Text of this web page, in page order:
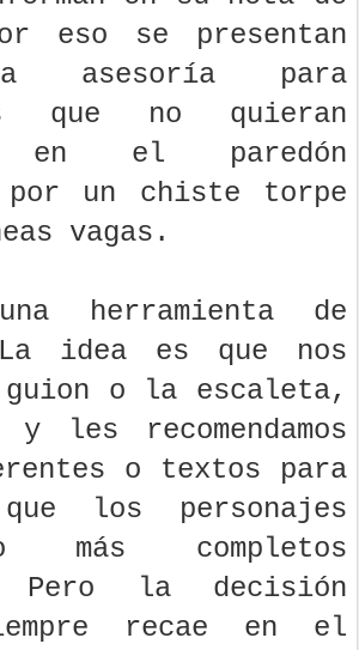
eso se presentan
asesoría para
que no quieran
en el paredón
por un chiste torpe
vagas.
herramienta de
idea es que nos
guion o la escaleta,
les recomendamos
o textos para
los personajes
más completos
Pero la decisión
recae en el